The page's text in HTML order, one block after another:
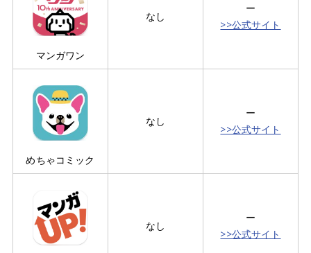
マンガワン
なし
ー
>>公式サイト
めちゃコミック
なし
ー
>>公式サイト
なし
ー
>>公式サイト